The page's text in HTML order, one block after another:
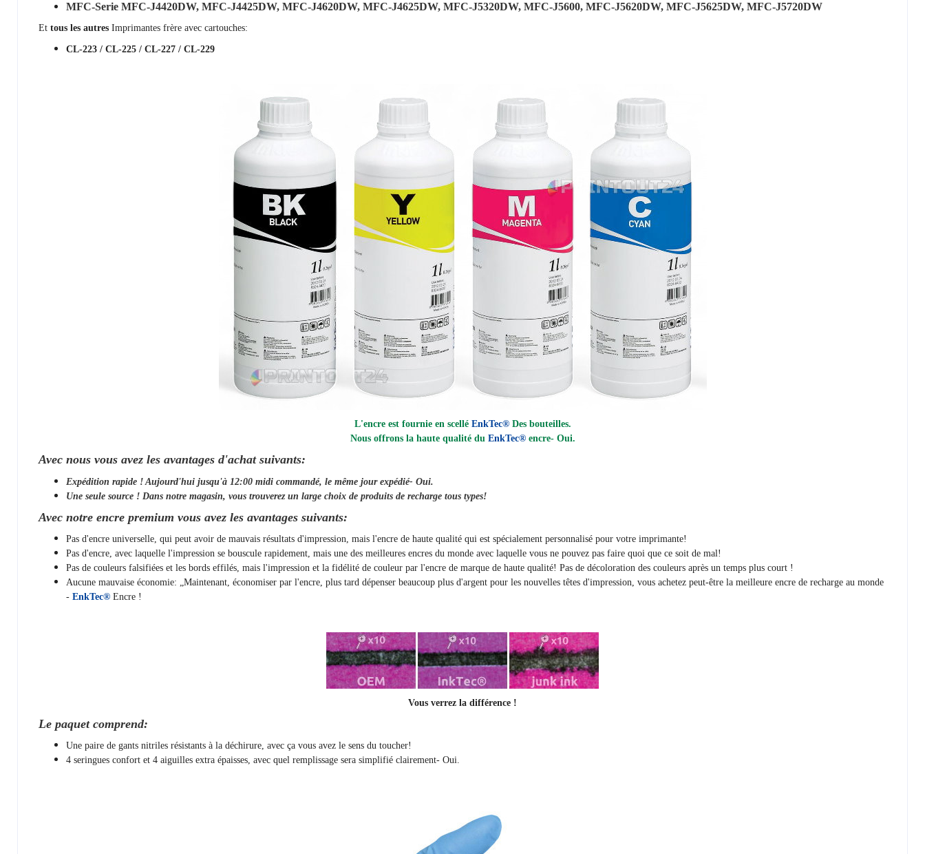
MFC-Serie MFC-J4420DW, MFC-J4425DW, MFC-J4620DW, MFC-J4625DW, MFC-J5320DW, MFC-J5600, MFC-J5620DW, MFC-J5625DW, MFC-J5720DW
Et tous les autres Imprimantes frère avec cartouches:
CL-223 / CL-225 / CL-227 / CL-229
L'encre est fournie en scellé EnkTec® Des bouteilles.
Nous offrons la haute qualité du EnkTec®encre- Oui.
Avec nous vous avez les avantages d'achat suivants:
Expédition rapide ! Aujourd'hui jusqu'à 12:00 midi commandé, le même jourexpédié- Oui.
Une seule source ! Dans notre magasin, vous trouverez un large choix de produits de recharge tous types!
Avec notre encre premium vous avez les avantages suivants:
Pas d'encre universelle, qui peut avoir de mauvais résultats d'impression, mais l'encre de haute qualité qui est spécialement personnalisé pour votre imprimante!
Pas d'encre, avec laquelle l'impression se bouscule rapidement, mais une des meilleures encres du monde avec laquelle vous ne pouvez pas faire quoi que ce soit de mal!
Pas de couleurs falsifiées et les bords effilés, mais l'impression et la fidélité de couleur par l'encre de marque de haute qualité! Pas de décoloration des couleurs après un temps plus court !
Aucune mauvaise économie: „Maintenant, économiser par l'encre, plus tard dépenser beaucoup plus d'argent pour les nouvelles têtes d'impression, vous achetez peut-être la meilleure encre de recharge au monde
- EnkTec® Encre !
Vous verrez la différence !
Le paquet comprend:
Une paire de gants nitriles résistants à la déchirure, avec ça vous avez le sens du toucher!
4 seringues confort et 4 aiguilles extra épaisses, avec quel remplissage sera simplifié clairement- Oui.